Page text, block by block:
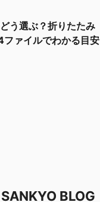
う選ぶ？折りたたみ
ファイルでわかる目安
SANKYO BLOG